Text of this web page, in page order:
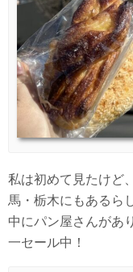
私は初めて見たけど
馬・栃木にもあるら
中にパン屋さんがあ
一セール中！